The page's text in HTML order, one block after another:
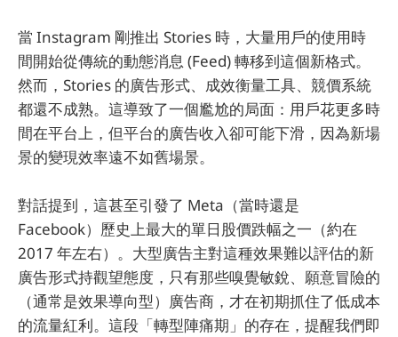
當 Instagram 剛推出 Stories 時，大量用戶的使用時
間開始從傳統的動態消息 (Feed) 轉移到這個新格式。
然而，Stories 的廣告形式、成效衡量工具、競價系統
都還不成熟。這導致了一個尷尬的局面：用戶花更多時
間在平台上，但平台的廣告收入卻可能下滑，因為新場
景的變現效率遠不如舊場景。
對話提到，這甚至引發了 Meta（當時還是
Facebook）歷史上最大的單日股價跌幅之一（約在
2017 年左右）。大型廣告主對這種效果難以評估的新
廣告形式持觀望態度，只有那些嗅覺敏銳、願意冒險的
（通常是效果導向型）廣告商，才在初期抓住了低成本
的流量紅利。這段「轉型陣痛期」的存在，提醒我們即